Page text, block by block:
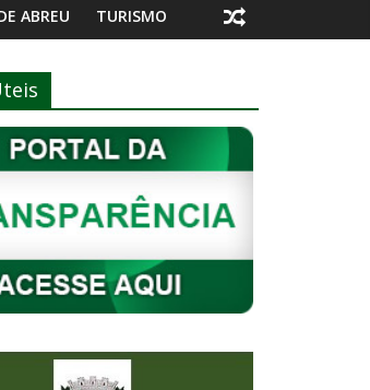
ABREU TURISMO